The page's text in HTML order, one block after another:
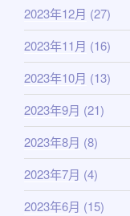
2023年12月 (27)
2023年11月 (16)
2023年10月 (13)
2023年9月 (21)
2023年8月 (8)
2023年7月 (4)
2023年6月 (15)